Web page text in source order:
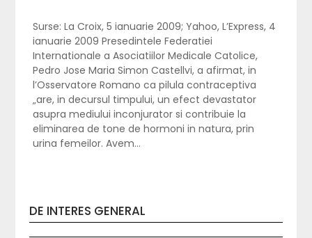
Surse: La Croix, 5 ianuarie 2009; Yahoo, L’Express, 4
ianuarie 2009 Presedintele Federatiei
Internationale a Asociatiilor Medicale Catolice,
Pedro Jose Maria Simon Castellvi, a afirmat, in
l’Osservatore Romano ca pilula contraceptiva
„are, in decursul timpului, un efect devastator
asupra mediului inconjurator si contribuie la
eliminarea de tone de hormoni in natura, prin
urina femeilor. Avem…
DE INTERES GENERAL